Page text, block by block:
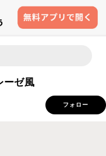
ーゼ風
フォロー